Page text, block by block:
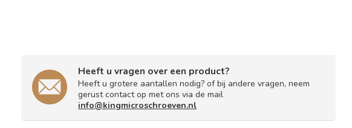
Heeft u vragen over een product?
Heeft u grotere aantallen nodig? of bij andere vragen, neem
gerust contact op met ons via de mail
info@kingmicroschroeven.nl